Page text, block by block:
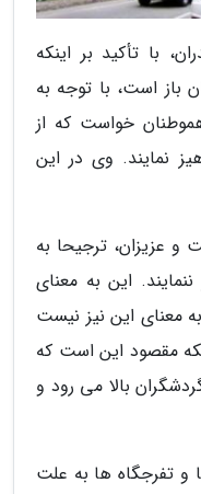
با تأکید بر اینکه
باز است، با توجه به
خواست که از
نمایند. وی در این
و عزیزان، ترجیحا به
این به معنای
معنای این نیز نیست
مقصود این است که
بالا می رود و
و تفرجگاه ها به علت